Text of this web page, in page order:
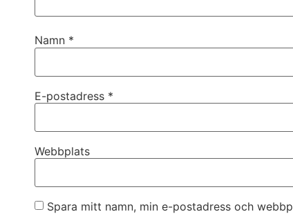
Namn *
E-postadress *
Webbplats
Spara mitt namn, min e-postadress och